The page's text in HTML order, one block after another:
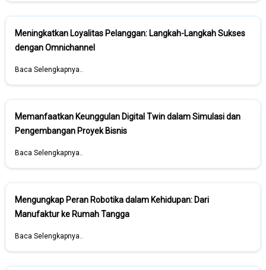
Meningkatkan Loyalitas Pelanggan: Langkah-Langkah Sukses
dengan Omnichannel
Baca Selengkapnya..
Memanfaatkan Keunggulan Digital Twin dalam Simulasi dan
Pengembangan Proyek Bisnis
Baca Selengkapnya..
Mengungkap Peran Robotika dalam Kehidupan: Dari
Manufaktur ke Rumah Tangga
Baca Selengkapnya..